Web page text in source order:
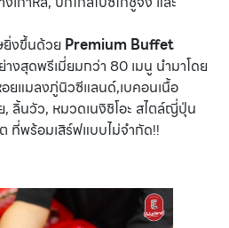
ยิ่งขึ้นด้วย Premium Buffet
งสุดพรีเมี่ยมกว่า 80 เมนู นำมาโดย
ยแมลงภู่นิวซีแลนด์,เบคอนเนื้อ
, ลิ้นวัว, หมวดเนงิชิโอะ สไตล์ญี่ปุ่น
ที่พร้อมเสิร์ฟแบบไม่จำกัด!!